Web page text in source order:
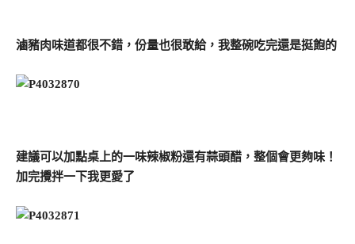
滷豬肉味道都很不錯，份量也很敢給，我整碗吃完還是挺飽的
建議可以加點桌上的一味辣椒粉還有蒜頭醋，整個會更夠味！
加完攪拌一下我更愛了